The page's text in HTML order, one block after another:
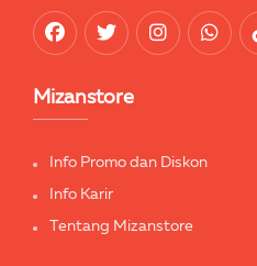
Mizanstore
Info Promo dan Diskon
Info Karir
Tentang Mizanstore